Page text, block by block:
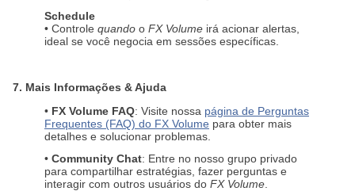
Schedule
• Controle quando o FX Volume irá acionar alertas,
ideal se você negocia em sessões específicas.
7. Mais Informações & Ajuda
• FX Volume FAQ: Visite nossa página de Perguntas
Frequentes (FAQ) do FX Volume para obter mais
detalhes e solucionar problemas.
• Community Chat: Entre no nosso grupo privado
para compartilhar estratégias, fazer perguntas e
interagir com outros usuários do FX Volume